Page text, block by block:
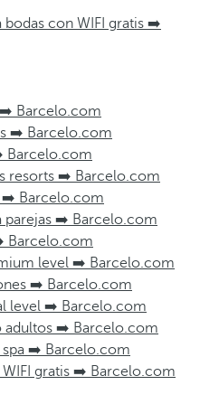
bodas con WIFI gratis ➡️
➡️ Barcelo.com
➡️ Barcelo.com
Barcelo.com
resorts ➡️ Barcelo.com
➡️ Barcelo.com
parejas ➡️ Barcelo.com
Barcelo.com
level ➡️ Barcelo.com
➡️ Barcelo.com
level ➡️ Barcelo.com
adultos ➡️ Barcelo.com
spa ➡️ Barcelo.com
gratis ➡️ Barcelo.com